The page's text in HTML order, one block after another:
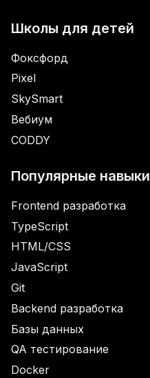
Школы для детей
Фоксфорд
Pixel
SkySmart
Вебиум
CODDY
Популярные навыки
Frontend разработка
TypeScript
HTML/CSS
JavaScript
Git
Backend разработка
Базы данных
QA тестирование
Docker